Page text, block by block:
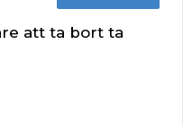
att ta bort ta